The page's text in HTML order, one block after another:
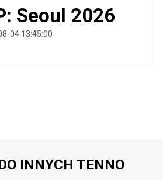
Seoul 2026
04 13:45:00
INNYCH TENNO